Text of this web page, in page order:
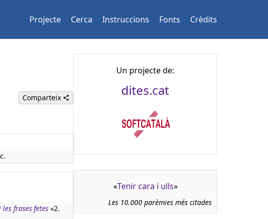
Projecte Cerca Instruccions Fonts Crèdits
Comparteix
frases fetes «2.
Un projecte de:
dites.cat
«Tenir cara i ulls»
Les 10.000 parèmies més citades